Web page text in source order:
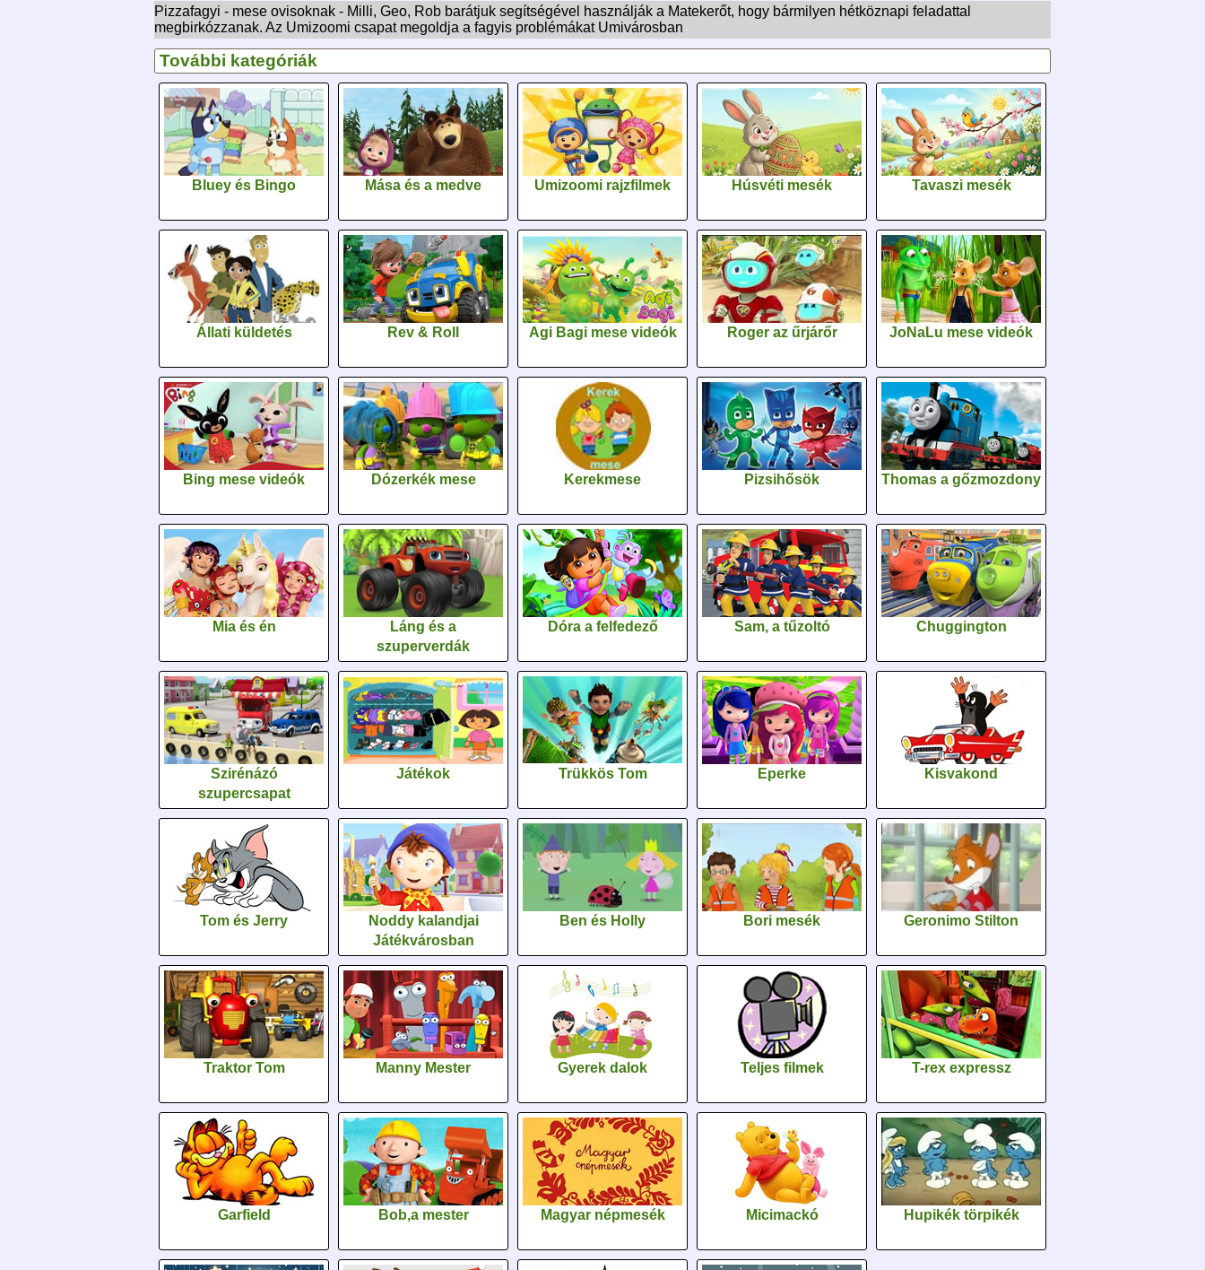
Pizzafagyi - mese ovisoknak - Milli, Geo, Rob barátjuk segítségével használják a Matekerőt, hogy bármilyen hétköznapi feladattal
megbirkózzanak. Az Umizoomi csapat megoldja a fagyis problémákat Umivárosban
További kategóriák
Bluey és Bingo Mása és a medve Umizoomi rajzfilmek Húsvéti mesék Tavaszi mesék
Állati küldetés Rev & Roll Agi Bagi mese videók Roger az űrjárőr JoNaLu mese videók
Bing mese videók Dózerkék mese Kerekmese Pizsihősök Thomas a gőzmozdony
Mia és én
Láng és a
szuperverdák
Dóra a felfedező Sam, a tűzoltó Chuggington
Szirénázó
szupercsapat
Játékok Trükkös Tom Eperke Kisvakond
Tom és Jerry
Noddy kalandjai
Játékvárosban
Ben és Holly Bori mesék Geronimo Stilton
Traktor Tom Manny Mester Gyerek dalok Teljes filmek T-rex expressz
Garfield Bob,a mester Magyar népmesék Micimackó Hupikék törpikék